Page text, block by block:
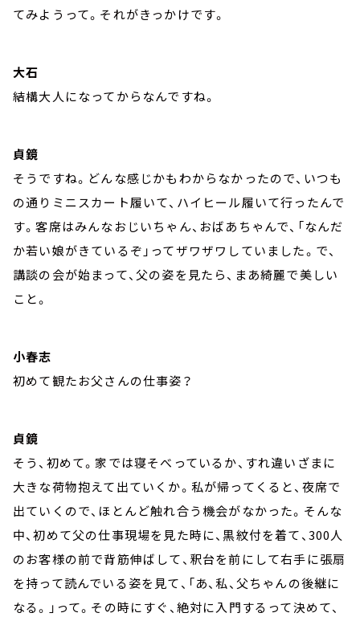
てみようって。それがきっかけです。
大石
結構大人になってからなんですね。
貞鏡
そうですね。どんな感じかもわからなかったので、いつも
の通りミニスカート履いて、ハイヒール履いて行ったんで
す。客席はみんなおじいちゃん、おばあちゃんで、「なんだ
か若い娘がきているぞ」ってザワザワしていました。で、
講談の会が始まって、父の姿を見たら、まあ綺麗で美しい
こと。
小春志
初めて観たお父さんの仕事姿？
貞鏡
そう、初めて。家では寝そべっているか、すれ違いざまに
大きな荷物抱えて出ていくか。私が帰ってくると、夜席で
出ていくので、ほとんど触れ合う機会がなかった。そんな
中、初めて父の仕事現場を見た時に、黒紋付を着て、300人
のお客様の前で背筋伸ばして、釈台を前にして右手に張扇
を持って読んでいる姿を見て、「あ、私、父ちゃんの後継に
なる。」って。その時にすぐ、絶対に入門するって決めて、